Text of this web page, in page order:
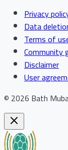
Privacy
Data
Terms of
Community
Disclaimer
User
© 2026 Bath